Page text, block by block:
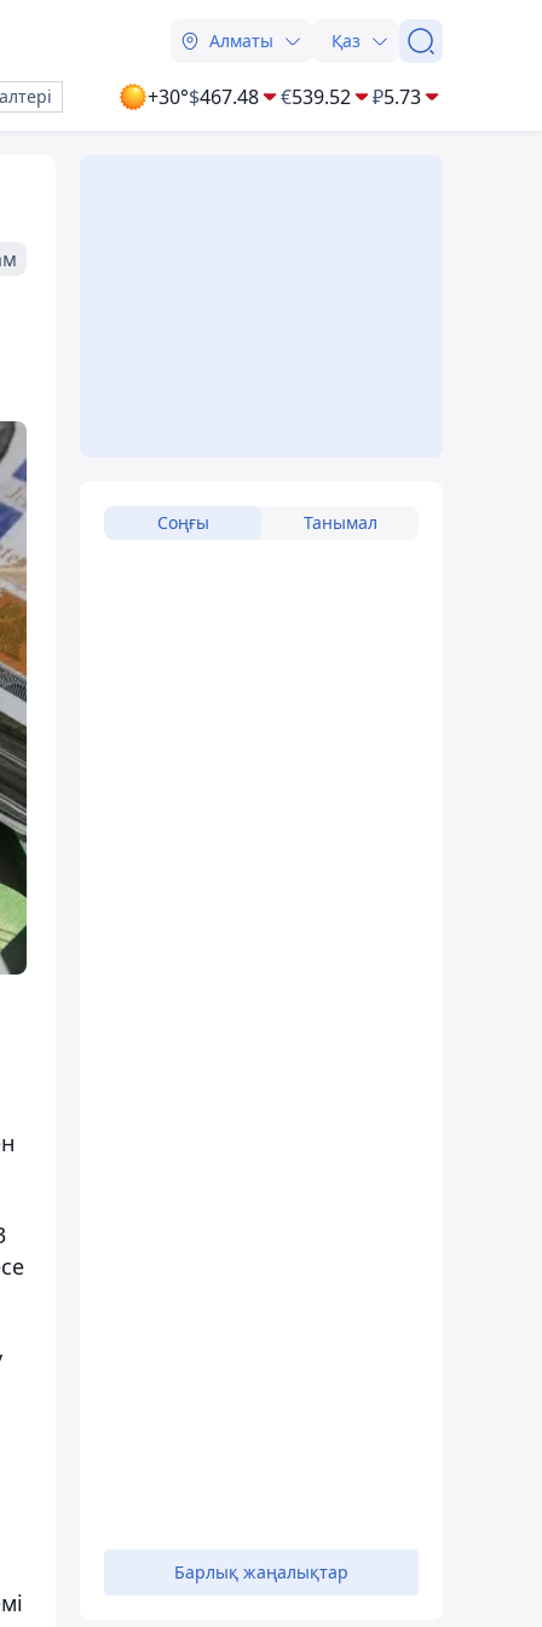
Алматы Қаз
+30°$467.48 €539.52 ₽5.73
Соңғы Танымал
Барлық жаңалықтар